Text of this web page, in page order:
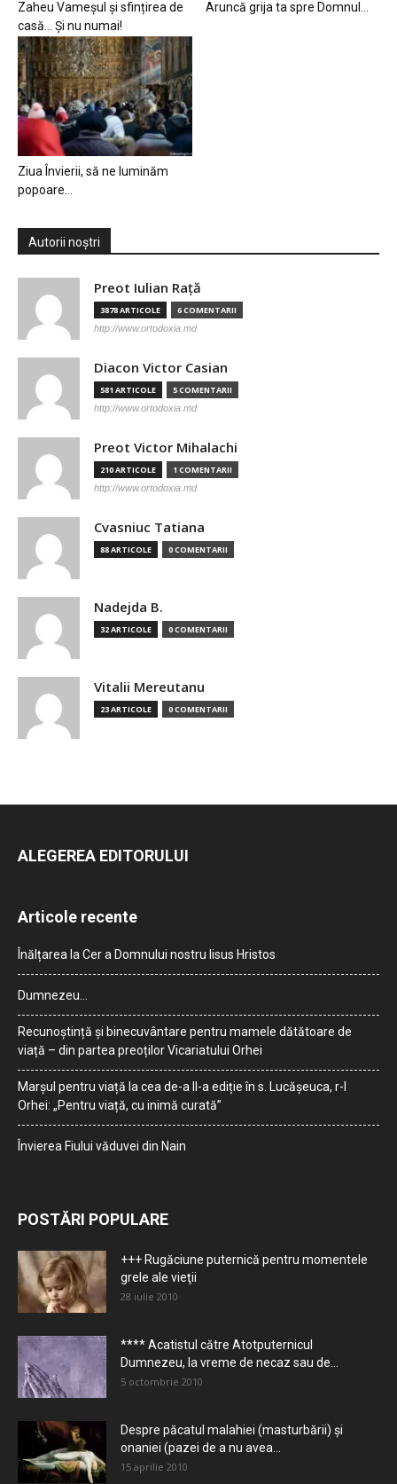
Zaheu Vameșul și sfințirea de
casă… Și nu numai!
Aruncă grija ta spre Domnul…
Ziua Învierii, să ne luminăm
popoare…
Autorii noștri
Preot Iulian Raţă
3878 ARTICOLE 6 COMENTARII
http://www.ortodoxia.md
Diacon Victor Casian
581 ARTICOLE 5 COMENTARII
http://www.ortodoxia.md
Preot Victor Mihalachi
210 ARTICOLE 1 COMENTARII
http://www.ortodoxia.md
Cvasniuc Tatiana
88 ARTICOLE 0 COMENTARII
Nadejda B.
32 ARTICOLE 0 COMENTARII
Vitalii Mereutanu
23 ARTICOLE 0 COMENTARII
ALEGEREA EDITORULUI
Articole recente
Înălțarea la Cer a Domnului nostru Iisus Hristos
Dumnezeu…
Recunoștință și binecuvântare pentru mamele dătătoare de
viață – din partea preoților Vicariatului Orhei
Marșul pentru viață la cea de-a II-a ediție în s. Lucășeuca, r-l
Orhei: „Pentru viață, cu inimă curată”
Învierea Fiului văduvei din Nain
POSTĂRI POPULARE
+++ Rugăciune puternică pentru momentele
grele ale vieţii
28 iulie 2010
**** Acatistul către Atotputernicul
Dumnezeu, la vreme de necaz sau de...
5 octombrie 2010
Despre păcatul malahiei (masturbării) şi
onaniei (pazei de a nu avea...
15 aprilie 2010